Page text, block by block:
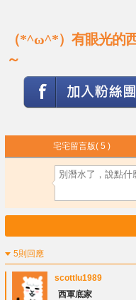
（*^ω^*）有眼光的
～
宅宅留言版( 5 )
5則回應
scottlu1989
西軍底家